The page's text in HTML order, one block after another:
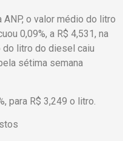
o valor médio do litro
0,09%, a R$ 4,531, na
do litro do diesel caiu
sétima semana
para R$ 3,249 o litro.